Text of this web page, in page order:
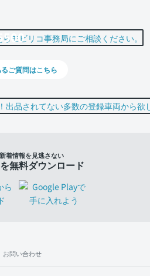
お問い合わせ
ご質問はこちら
着情報を見逃さない
無料ダウンロード